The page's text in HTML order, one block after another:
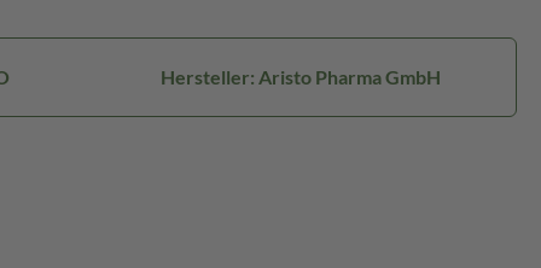
Hersteller: Aristo Pharma GmbH